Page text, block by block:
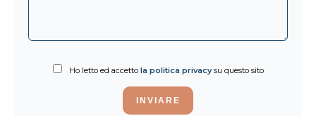
Ho letto ed accetto la politica privacysu questo sito
INVIARE